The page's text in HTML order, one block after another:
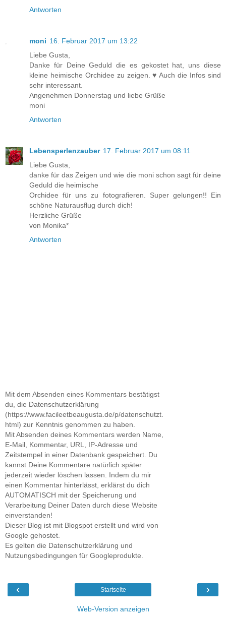
Antworten
moni 16. Februar 2017 um 13:22
Liebe Gusta,
Danke für Deine Geduld die es gekostet hat, uns diese
kleine heimische Orchidee zu zeigen. ♥ Auch die Infos sind
sehr interessant.
Angenehmen Donnerstag und liebe Grüße
moni
Antworten
Lebensperlenzauber 17. Februar 2017 um 08:11
Liebe Gusta,
danke für das Zeigen und wie die moni schon sagt für deine
Geduld die heimische
Orchidee für uns zu fotografieren. Super gelungen!! Ein
schöne Naturausflug durch dich!
Herzliche Grüße
von Monika*
Antworten
Mit dem Absenden eines Kommentars bestätigst
du, die Datenschutzerklärung
(https://www.facileetbeaugusta.de/p/datenschutzt.
html) zur Kenntnis genommen zu haben.
Mit Absenden deines Kommentars werden Name,
E-Mail, Kommentar, URL, IP-Adresse und
Zeitstempel in einer Datenbank gespeichert. Du
kannst Deine Kommentare natürlich später
jederzeit wieder löschen lassen. Indem du mir
einen Kommentar hinterlässt, erklärst du dich
AUTOMATISCH mit der Speicherung und
Verarbeitung Deiner Daten durch diese Website
einverstanden!
Dieser Blog ist mit Blogspot erstellt und wird von
Google gehostet.
Es gelten die Datenschutzerklärung und
Nutzungsbedingungen für Googleprodukte.
‹ ›
Startseite
Web-Version anzeigen